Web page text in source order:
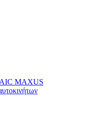
MAXUS